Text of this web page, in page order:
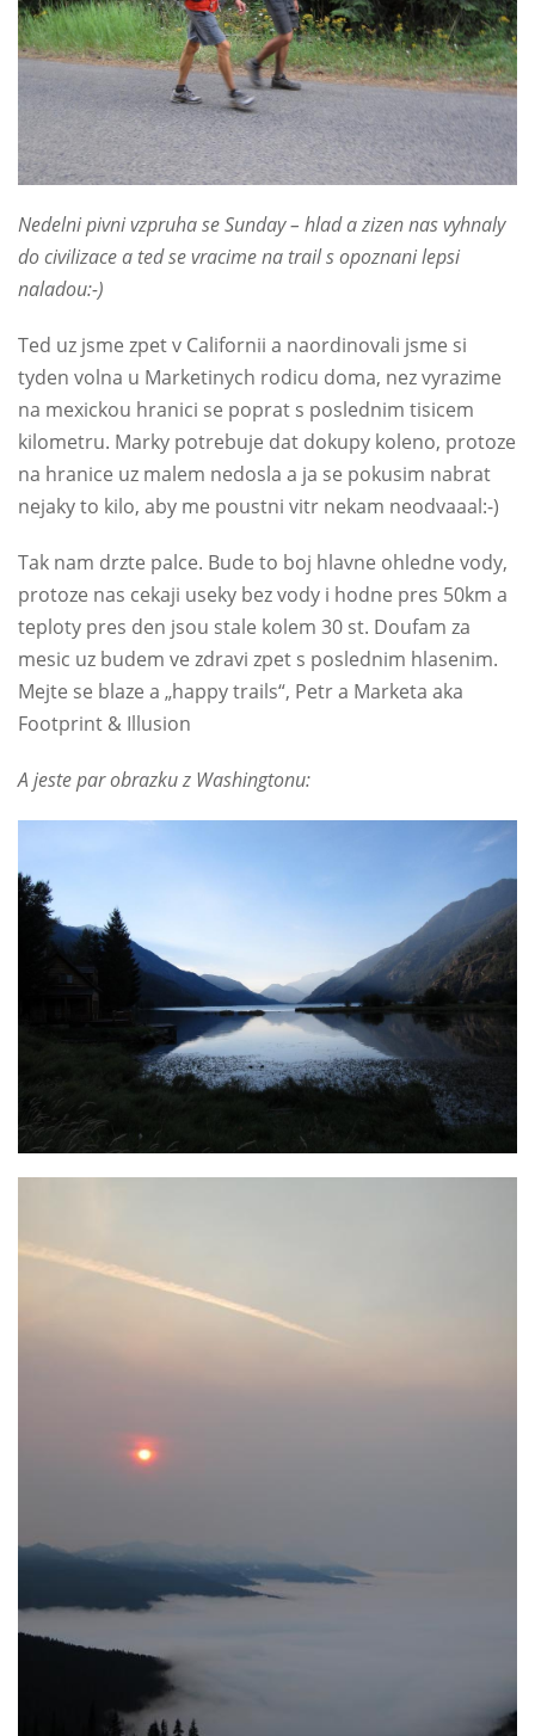
Nedelni pivni vzpruha se Sunday – hlad a zizen nas vyhnaly
do civilizace a ted se vracime na trail s opoznani lepsi
naladou:-)
Ted uz jsme zpet v Californii a naordinovali jsme si
tyden volna u Marketinych rodicu doma, nez vyrazime
na mexickou hranici se poprat s poslednim tisicem
kilometru. Marky potrebuje dat dokupy koleno, protoze
na hranice uz malem nedosla a ja se pokusim nabrat
nejaky to kilo, aby me poustni vitr nekam neodvaaal:-)
Tak nam drzte palce. Bude to boj hlavne ohledne vody,
protoze nas cekaji useky bez vody i hodne pres 50km a
teploty pres den jsou stale kolem 30 st. Doufam za
mesic uz budem ve zdravi zpet s poslednim hlasenim.
Mejte se blaze a „happy trails“, Petr a Marketa aka
Footprint & Illusion
A jeste par obrazku z Washingtonu: